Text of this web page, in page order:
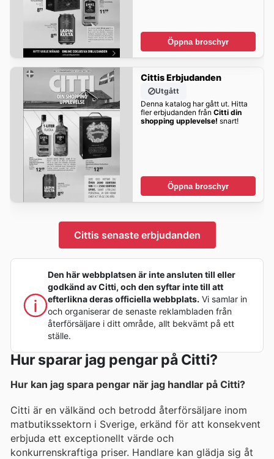
Öppna broschyr
Cittis Erbjudanden
Utgått
Denna katalog har gått ut. Hitta
fler erbjudanden från Citti din
shopping upplevelse! snart!
Öppna broschyr
Cittis senaste erbjudanden
Den här webbplatsen är inte ansluten till eller
godkänd av Citti, och den syftar inte till att
efterlikna deras officiella webbplats. Vi samlar in
och organiserar de senaste reklambladen från
återförsäljare i ditt område, allt bekvämt på ett
ställe.
Hur sparar jag pengar på Citti?
Hur kan jag spara pengar när jag handlar på Citti?
Citti är en välkänd och betrodd återförsäljare inom
matbutikssektorn i Sverige, erkänd för att konsekvent
erbjuda ett exceptionellt värde och
konkurrenskraftiga priser. Handlare kan glädja sig åt